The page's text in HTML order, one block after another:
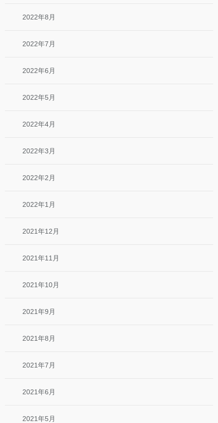
2022年8月
2022年7月
2022年6月
2022年5月
2022年4月
2022年3月
2022年2月
2022年1月
2021年12月
2021年11月
2021年10月
2021年9月
2021年8月
2021年7月
2021年6月
2021年5月